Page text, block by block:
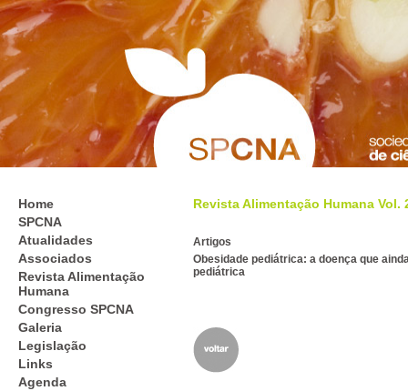
Home
SPCNA
Atualidades
Associados
Revista Alimentação
Humana
Congresso SPCNA
Galeria
Legislação
Links
Agenda
Revista Alimentação Humana Vol.
Artigos
Obesidade pediátrica: a doença que
pediátrica